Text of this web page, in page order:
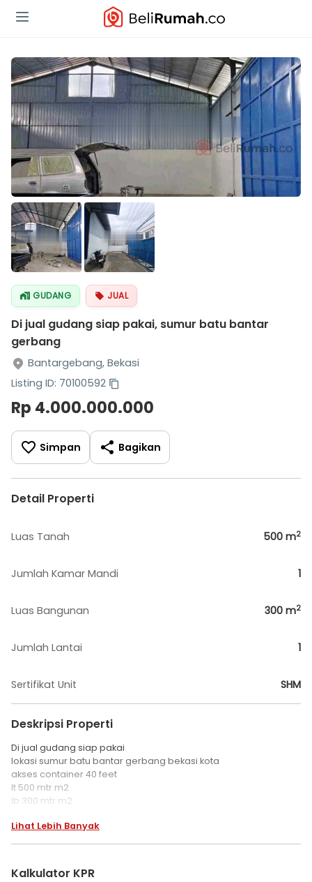
GUDANG JUAL
Di jual gudang siap pakai, sumur batu bantar
gerbang
Bantargebang, Bekasi
Listing ID: 70100592
Rp 4.000.000.000
Simpan Bagikan
Detail Properti
Luas Tanah 500 m2
Jumlah Kamar Mandi 1
Luas Bangunan 300 m2
Jumlah Lantai 1
Sertifikat Unit SHM
Deskripsi Properti
Di jual gudang siap pakai
lokasi sumur batu bantar gerbang bekasi kota
akses container 40 feet
lt 500 mtr m2
lb 300 mtr m2
detail dan survei klik iklan wa
Lihat Lebih Banyak
Kalkulator KPR